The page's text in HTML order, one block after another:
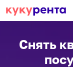
Снять